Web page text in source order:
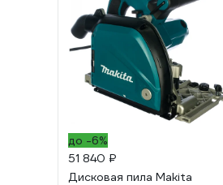
до -6%
51 840 ₽
Дисковая пила Makita